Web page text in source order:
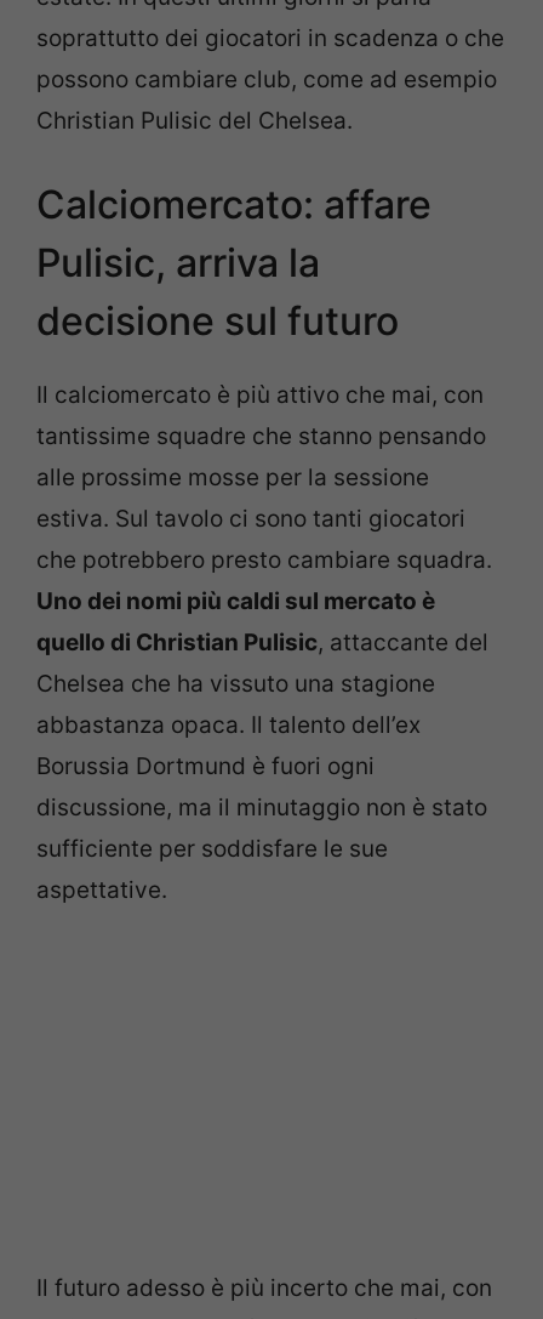
soprattutto dei giocatori in scadenza o che
possono cambiare club, come ad esempio
Christian Pulisic del Chelsea.
Calciomercato: affare
Pulisic, arriva la
decisione sul futuro
Il calciomercato è più attivo che mai, con
tantissime squadre che stanno pensando
alle prossime mosse per la sessione
estiva. Sul tavolo ci sono tanti giocatori
che potrebbero presto cambiare squadra.
Uno dei nomi più caldi sul mercato è
quello di Christian Pulisic, attaccante del
Chelsea che ha vissuto una stagione
abbastanza opaca. Il talento dell’ex
Borussia Dortmund è fuori ogni
discussione, ma il minutaggio non è stato
sufficiente per soddisfare le sue
aspettative.
Il futuro adesso è più incerto che mai, con